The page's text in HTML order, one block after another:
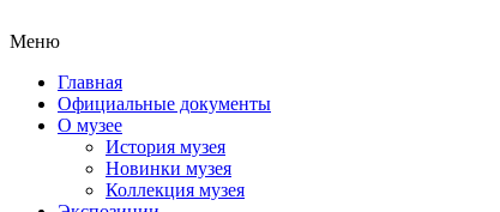
Меню
Главная
Официальные документы
О музее
История музея
Новинки музея
Коллекция музея